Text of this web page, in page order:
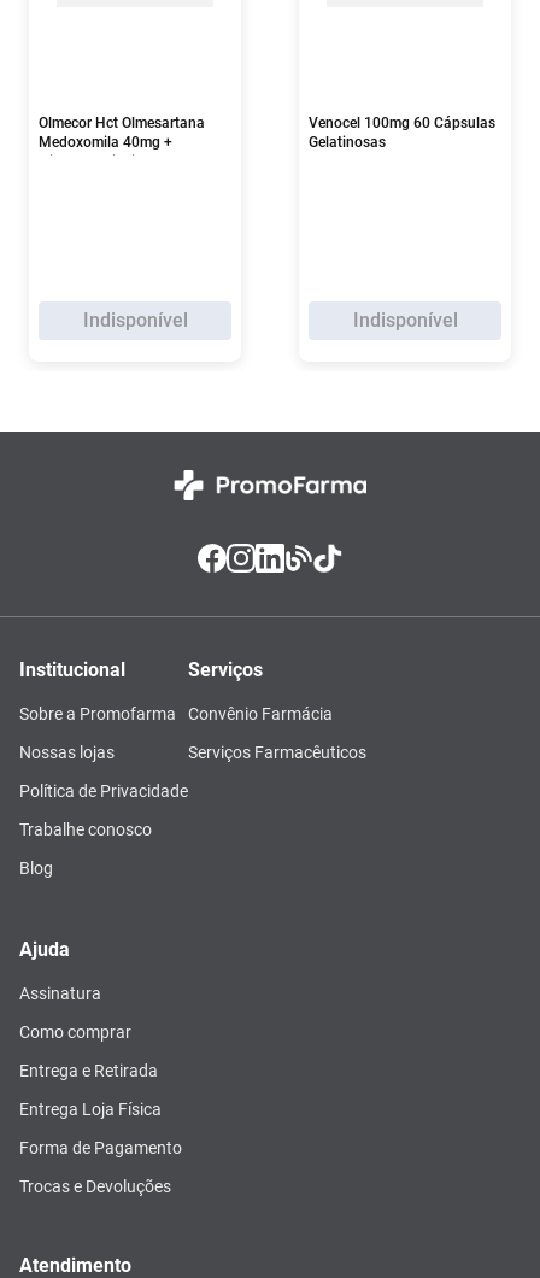
Olmecor Hct Olmesartana
Medoxomila 40mg +
Indisponível
Venocel 100mg 60 Cápsulas
Gelatinosas
Indisponível
Institucional
Sobre a Promofarma
Nossas lojas
Política de Privacidade
Trabalhe conosco
Blog
Serviços
Convênio Farmácia
Serviços Farmacêuticos
Ajuda
Assinatura
Como comprar
Entrega e Retirada
Entrega Loja Física
Forma de Pagamento
Trocas e Devoluções
Atendimento